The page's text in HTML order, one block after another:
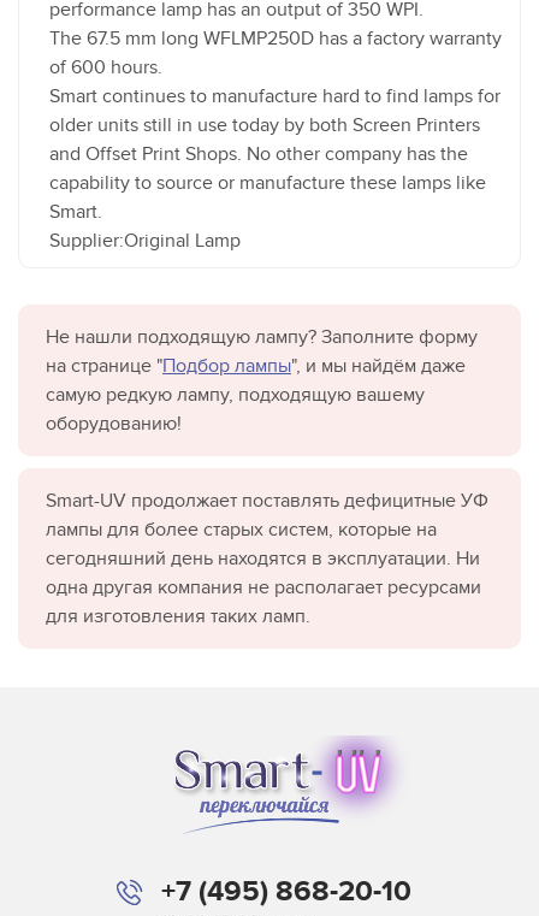
performance lamp has an output of 350 WPI.
The 67.5 mm long WFLMP250D has a factory warranty
of 600 hours.
Smart continues to manufacture hard to find lamps for
older units still in use today by both Screen Printers
and Offset Print Shops. No other company has the
capability to source or manufacture these lamps like
Smart.
Supplier:Original Lamp
Не нашли подходящую лампу? Заполните форму
на странице "Подбор лампы", и мы найдём даже
самую редкую лампу, подходящую вашему
оборудованию!
Smart-UV продолжает поставлять дефицитные УФ
лампы для более старых систем, которые на
сегодняшний день находятся в эксплуатации. Ни
одна другая компания не располагает ресурсами
для изготовления таких ламп.
+7 (495) 868-20-10